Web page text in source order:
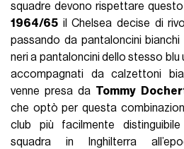
squadre devono rispettare
1964/65 il Chelsea decise di
passando da pantaloncini
neri a pantaloncini dello stesso
accompagnati da calzettoni
venne presa da Tommy
che optò per questa
club più facilmente
squadra in Inghilterra